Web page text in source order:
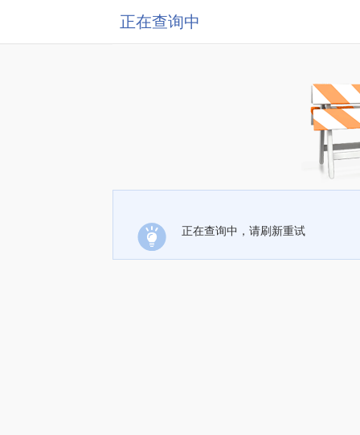
正在查询中
正在查询中，请刷新重试